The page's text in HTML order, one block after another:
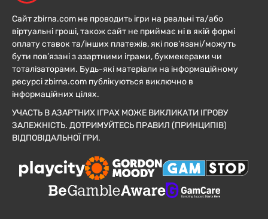
Сайт zbirna.com не проводить ігри на реальні та/або
віртуальні гроші, також сайт не приймає ні в якій формі
оплату ставок та/інших платежів, які пов’язані/можуть
бути пов’язані з азартними іграми, букмекерами чи
тоталізаторами. Будь-які матеріали на інформаційному
ресурсі zbirna.com публікуються виключно в
інформаційних цілях.
УЧАСТЬ В АЗАРТНИХ ІГРАХ МОЖЕ ВИКЛИКАТИ ІГРОВУ
ЗАЛЕЖНІСТЬ. ДОТРИМУЙТЕСЬ ПРАВИЛ (ПРИНЦИПІВ)
ВІДПОВІДАЛЬНОЇ ГРИ.